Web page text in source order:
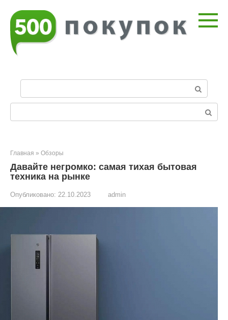
контенту
о
и
Главная » Обзоры
Давайте негромко: самая тихая бытовая
техника на рынке
Опубликовано: 22.10.2023 admin